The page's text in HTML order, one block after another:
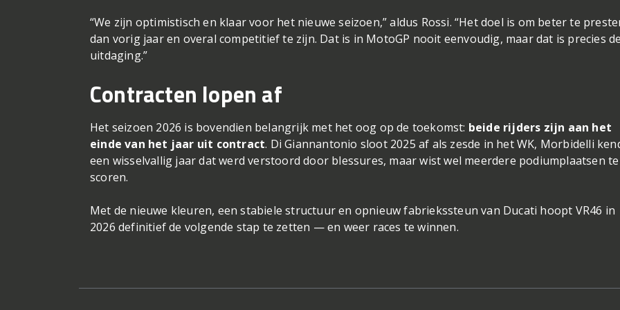
“We zijn optimistisch en klaar voor het nieuwe seizoen,” aldus Rossi. “Het doel is om beter te
dan vorig jaar en overal competitief te zijn. Dat is in MotoGP nooit eenvoudig, maar dat is precies de
uitdaging.”
Contracten lopen af
Het seizoen 2026 is bovendien belangrijk met het oog op de toekomst: beide rijders zijn aan het
einde van het jaar uit contract. Di Giannantonio sloot 2025 af als zesde in het WK, Morbidelli
een wisselvallig jaar dat werd verstoord door blessures, maar wist wel meerdere podiumplaatsen te
scoren.
Met de nieuwe kleuren, een stabiele structuur en opnieuw fabriekssteun van Ducati hoopt VR46 in
2026 definitief de volgende stap te zetten — en weer races te winnen.